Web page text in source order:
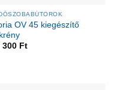
OV 45 kiegészítő
300 Ft